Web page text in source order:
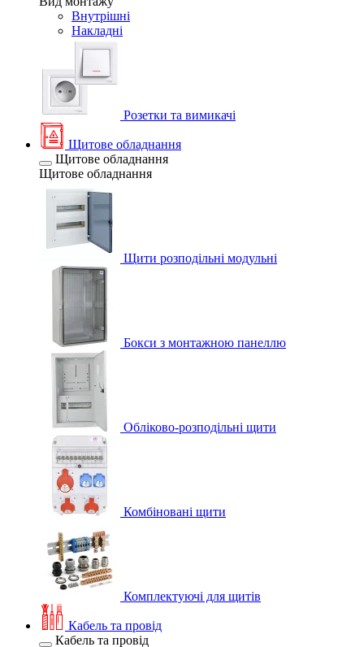
Внутрішні
Накладні
Розетки та вимикачі
Щитове обладнання
Щитове обладнання
Щитове обладнання
Щити розподільні модульні
Бокси з монтажною панеллю
Обліково-розподільні щити
Комбіновані щити
Комплектуючі для щитів
Кабель та провід
Кабель та провід